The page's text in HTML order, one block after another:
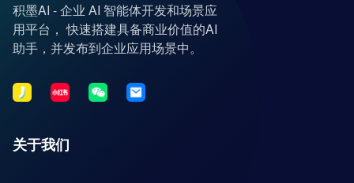
积墨AI - 企业 AI 智能体开发和场景应
用平台， 快速搭建具备商业价值的AI
助手，并发布到企业应用场景中。
关于我们